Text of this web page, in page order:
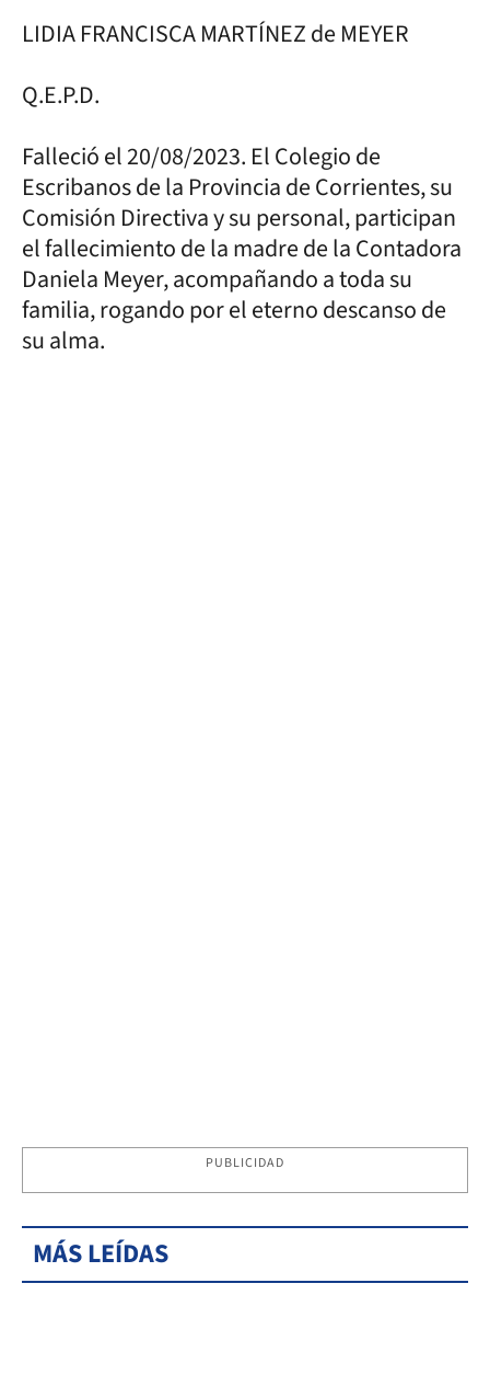
LIDIA FRANCISCA MARTÍNEZ de MEYER
Q.E.P.D.
Falleció el 20/08/2023. El Colegio de
Escribanos de la Provincia de Corrientes, su
Comisión Directiva y su personal, participan
el fallecimiento de la madre de la Contadora
Daniela Meyer, acompañando a toda su
familia, rogando por el eterno descanso de
su alma.
PUBLICIDAD
MÁS LEÍDAS